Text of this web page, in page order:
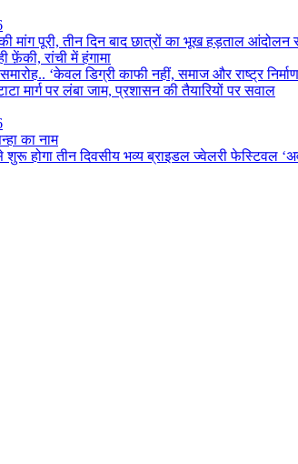
की मांग पूरी, तीन दिन बाद छात्रों का भूख हड़ताल आंदोलन
फ़ेंकी, रांची में हंगामा
समारोह.. ‘केवल डिग्री काफी नहीं, समाज और राष्ट्र
मार्ग पर लंबा जाम, प्रशासन की तैयारियों पर सवाल
का नाम
होगा तीन दिवसीय भव्य ब्राइडल ज्वेलरी फेस्टिवल